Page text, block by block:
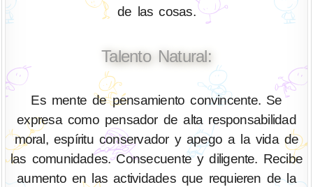
de las cosas.
Talento Natural:
Es mente de pensamiento convincente. Se
expresa como pensador de alta responsabilidad
moral, espíritu conservador y apego a la vida de
las comunidades. Consecuente y diligente. Recibe
aumento en las actividades que requieren de la